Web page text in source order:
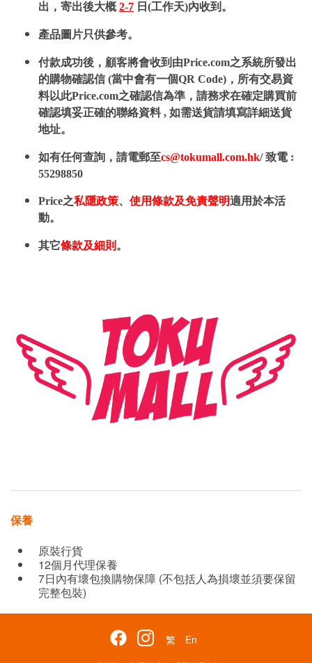
出，寄出後大概2-7 日(工作天)內收到。
產品圖片只供參考。
付款成功後，顧客將會收到由Price.com之系統所發出
的購物確認信 (當中會有一個QR Code)，所有交易資
料以此Price.com之確認信為準，請務求在確定購買前
確認填妥正確的聯絡資料 , 如需送貨請填寫詳細送貨
地址。
如有任何查詢，請電郵至cs@tokumall.com.hk/ 致電 :
55298850
Price之私隱政策、 使用條款及免責聲明適用於本活
動。
其它條款及細則 。
保養
原裝行貨
12個月代理保養
7日內有壞包換購物保障 (不包括人為損壞並須要保留
完整包裝)
繁
En